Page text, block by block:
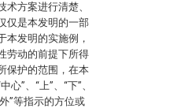
术方案进行清楚、
仅是本发明的一部
本发明的实施例，
劳动的前提下所得
保护的范围，在本
”、“上”、“下”、
外”等指示的方位或